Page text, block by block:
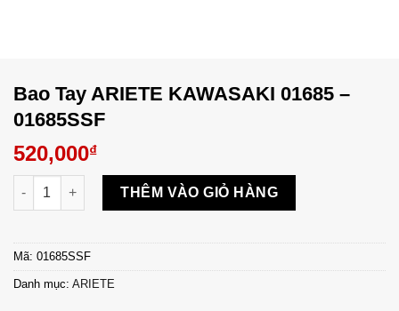
Bao Tay ARIETE KAWASAKI 01685 –
01685SSF
520,000₫
Bao Tay ARIETE KAWASAKI 01685 - 01685SSF số lượng
THÊM VÀO GIỎ HÀNG
Mã: 01685SSF
Danh mục: ARIETE